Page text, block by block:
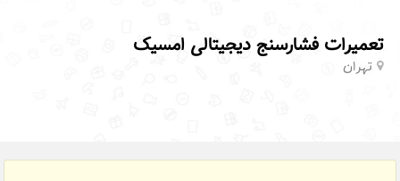
تعمیرات فشارسنج دیجیتالی امسیک
تهران